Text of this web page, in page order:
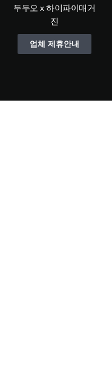
두두오 x 하이파이매거
진
업체 제휴안내